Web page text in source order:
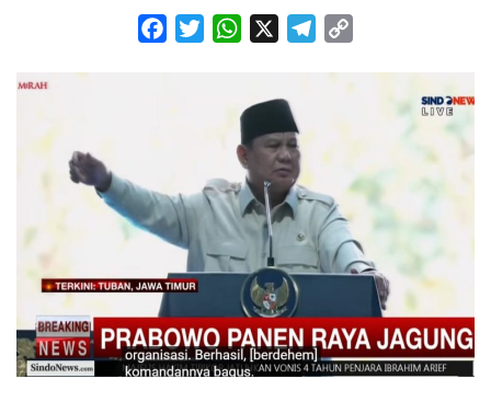
FacebookTwitterWhatsApp Telegram